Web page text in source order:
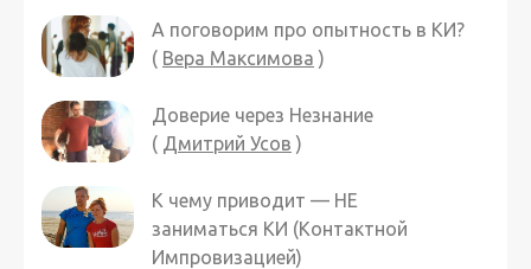
А поговорим про опытность в КИ?
( Вера Максимова )
Доверие через Незнание
( Дмитрий Усов )
К чему приводит — НЕ
заниматься КИ (Контактной
Импровизацией)